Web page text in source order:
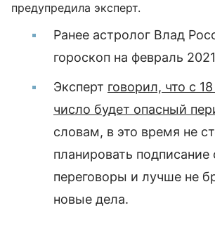
предупредила эксперт.
Ранее астролог Влад
гороскоп на февраль
Эксперт говорил, что с
число будет опасный
словам, в это время не
планировать подписание
переговоры и лучше не
новые дела.